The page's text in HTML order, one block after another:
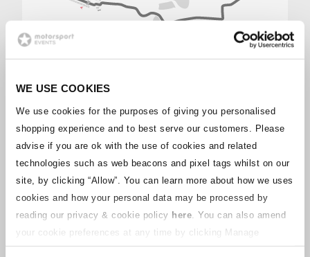
WE USE COOKIES
We use cookies for the purposes of giving you personalised
shopping experience and to best serve our customers. Please
advise if you are ok with the use of cookies and related
technologies such as web beacons and pixel tags whilst on our
site, by clicking “Allow”. You can learn more about how we uses
cookies and how your personal data may be processed by
reading our privacy & cookie policy here . You can also amend
your cookie preferences at any time by clicking Manage
Cookies in the footer of this site.
CLASSIC LEGEND
Un événement emblématique prendra une
nouvelle forme sur le tarmac sacré du Circuit de la
Sarthe en juillet 2026 : leLe Mans Classic Legend
La transformation va au-delà du calendrier. Le
nouveau format Legend se concentrera sur les
voitures et les époques allant de 1976 à 2015, une
période marquée par des prototypes de pointe,
des icônes du Groupe C et des héros GT qui ont
façonné les courses d'endurance modernes. Cela
signifie que les fans pourront découvrir :